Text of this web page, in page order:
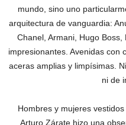
mundo, sino uno
arquitectura de vanguardia:
Chanel, Armani, Hugo
impresionantes. Avenidas con
aceras amplias y limpísimas.
ni de
Hombres y mujeres
Arturo Zárate hizo una